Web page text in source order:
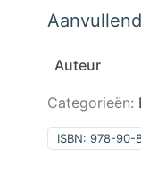
Auteur
Categorieën:
ISBN: 978-90-